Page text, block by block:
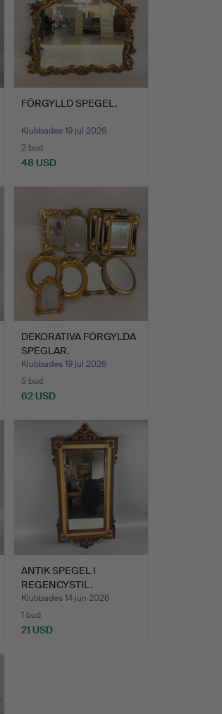
FÖRGYLLD SPEGEL.
Klubbades 19 jul 2026
2 bud
48 USD
DEKORATIVA FÖRGYLDA
SPEGLAR.
Klubbades 19 jul 2026
5 bud
62 USD
ANTIK SPEGEL I
REGENCYSTIL.
Klubbades 14 jun 2026
1 bud
21 USD